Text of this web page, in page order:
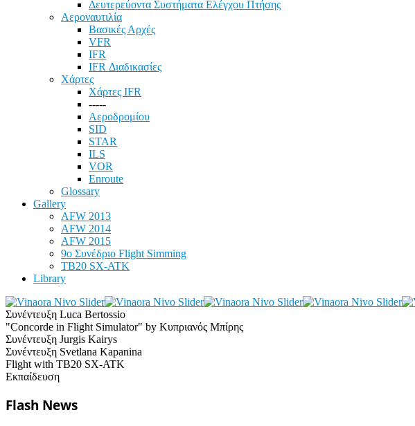
Δευτερεύοντα Συστήματα Ελέγχου Πτήσης
Αεροναυτιλία
Βασικές Αρχές
VFR
IFR
IFR Διαδικασίες
Χάρτες
Χάρτες IFR
-----
Αεροδρομίου
SID
STAR
ILS
VOR
Enroute
Glossary
Gallery
AFW 2013
AFW 2014
AFW 2015
9ο Συνέδριο Flight Simming
TB20 SX-ATK
Library
Συνέντευξη Luca Bertossio
"Concorde in Flight Simulator" by Κυπριανός Μπίρης
Συνέντευξη Jurgis Kairys
Συνέντευξη Svetlana Kapanina
Flight with TB20 SX-ATK
Εκπαίδευση
Flash News